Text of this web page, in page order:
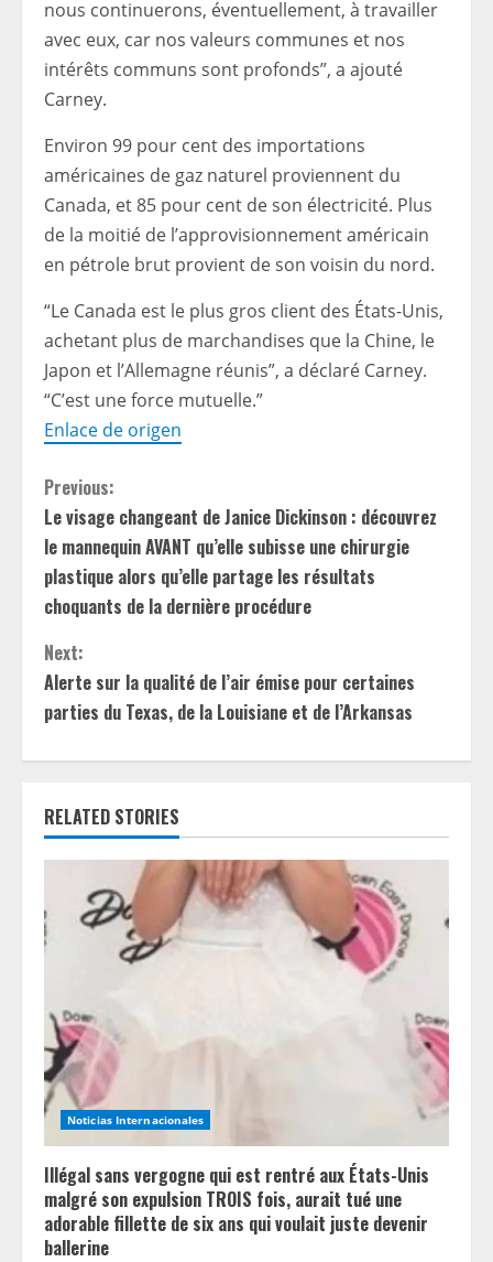
nous continuerons, éventuellement, à travailler
avec eux, car nos valeurs communes et nos
intérêts communs sont profonds”, a ajouté
Carney.
Environ 99 pour cent des importations
américaines de gaz naturel proviennent du
Canada, et 85 pour cent de son électricité. Plus
de la moitié de l’approvisionnement américain
en pétrole brut provient de son voisin du nord.
“Le Canada est le plus gros client des États-Unis,
achetant plus de marchandises que la Chine, le
Japon et l’Allemagne réunis”, a déclaré Carney.
“C’est une force mutuelle.”
Enlace de origen
C
o
n
t
i
n
u
e
R
e
a
d
i
n
g
Previous:
Le visage changeant de Janice Dickinson : découvrez
le mannequin AVANT qu’elle subisse une chirurgie
plastique alors qu’elle partage les résultats
choquants de la dernière procédure
Next:
Alerte sur la qualité de l’air émise pour certaines
parties du Texas, de la Louisiane et de l’Arkansas
RELATED STORIES
Noticias Internacionales
Illégal sans vergogne qui est rentré aux États-Unis
malgré son expulsion TROIS fois, aurait tué une
adorable fillette de six ans qui voulait juste devenir
ballerine